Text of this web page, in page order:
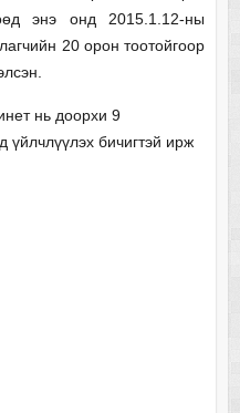
энэ онд 2015.1.12-ны
20 орон тоотойгоор
нь доорхи 9
үйлчлүүлэх бичигтэй ирж